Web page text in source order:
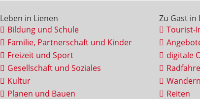
Leben in Lienen
Bildung und Schule
Familie, Partnerschaft und Kinder
Freizeit und Sport
Gesellschaft und Soziales
Kultur
Planen und Bauen
Zu Gast in
Tourist-
digitale
Wandern
Reiten